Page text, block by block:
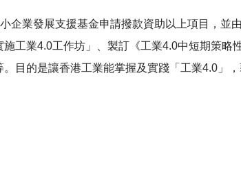
業發展支援基金申請撥款資助以上項目，並
工業4.0工作坊」、製訂《工業4.0中短期策略
目的是讓香港工業能掌握及實踐「工業4.0」